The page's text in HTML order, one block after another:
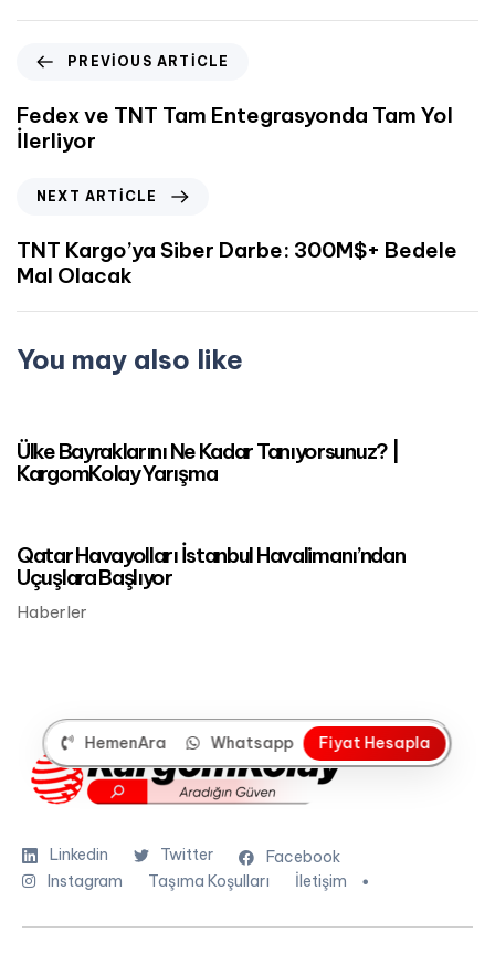
HemenAra Whatsapp Fiyat Hesapl a
PREVIOUS ARTICLE
Fedex ve TNT Tam Entegrasyonda Tam Yol
İlerliyor
NEXT ARTICLE
TNT Kargo’ya Siber Darbe: 300M$+ Bedele
Mal Olacak
You may also like
Ülke Bayraklarını Ne Kadar Tanıyorsunuz? |
KargomKolay Yarışma
Qatar Havayolları İstanbul Havalimanı’ndan
Uçuşlara Başlıyor
Haberler
Linkedin Twitter
Facebook
Instagram
Taşıma Koşulları İletişim